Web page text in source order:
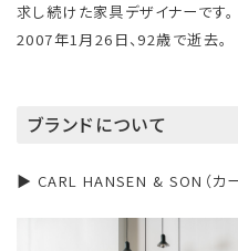
求し続けた家具デザイナーです。
2007年1月26日、92歳で逝去。
ブランドについて
▶ CARL HANSEN & SON（カー